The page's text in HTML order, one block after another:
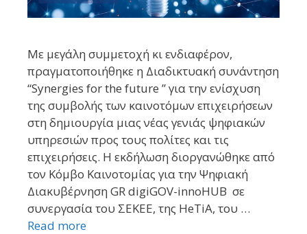
Με μεγάλη συμμετοχή κι ενδιαφέρον,
πραγματοποιήθηκε η Διαδικτυακή συνάντηση
“Synergies for the future ” για την ενίσχυση
της συμβολής των καινοτόμων επιχειρήσεων
στη δημιουργία μιας νέας γενιάς ψηφιακών
υπηρεσιών προς τους πολίτες και τις
επιχειρήσεις. Η εκδήλωση διοργανώθηκε από
τον Κόμβο Καινοτομίας για την Ψηφιακή
Διακυβέρνηση GR digiGOV-innoHUB σε
συνεργασία του ΣΕΚΕΕ, της HeTiA, του …
Read more